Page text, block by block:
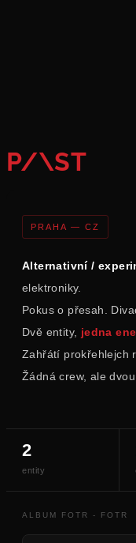
P/\ST
PRAHA — CZ
Alternativní /
elektroniky.
Pokus o přesah.
Dvě entity, jedna
Zahřátí prokřehlejch
Žádná crew, ale
2
entity
ALBUM FOTR - FOTR